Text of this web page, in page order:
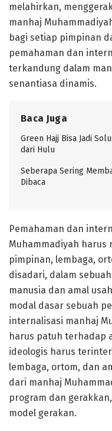
melahirkan,
manhaj
bagi setiap pimpinan
pemahaman dan
terkandung dalam
senantiasa dinamis.
Baca Juga
Green Hajj Bisa Jadi
dari Hulu
Seberapa Sering
Dibaca
Pemahaman dan
Muhammadiyah harus
pimpinan, lembaga,
disadari, dalam
manusia dan amal
modal dasar sebuah
internalisasi manhaj
harus patuh terhadap
ideologis harus
lembaga, ortom, dan
dari manhaj
program dan
model gerakan.